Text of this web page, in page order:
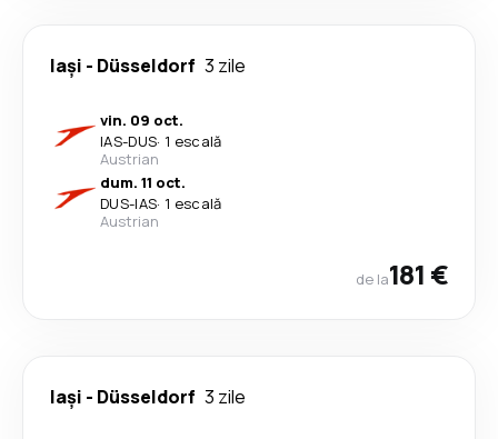
Iași - Düsseldorf 3 zile
vin. 09 oct.
IAS-DUS· 1 escală
Austrian
dum. 11 oct.
DUS-IAS· 1 escală
Austrian
de la181 €
Iași - Düsseldorf 3 zile